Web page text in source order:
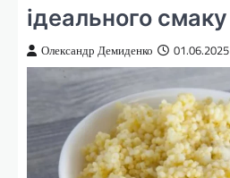
ідеального смаку
Олександр Демиденко 01.06.2025